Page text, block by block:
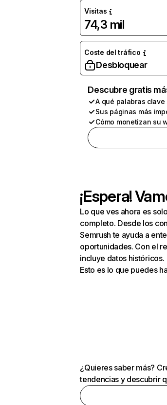
Visitas
74,3 mil
Coste del tráfico
Desbloquear
Descubre gratis
A qué palabras clave
Sus páginas más
Cómo monetizan su
¡Espera!
Lo que ves ahora es
completo. Desde los
Semrush te ayuda a
oportunidades. Con el
incluye datos históricos.
Esto es lo que puedes
¿Quieres saber más?
tendencias y descubrir